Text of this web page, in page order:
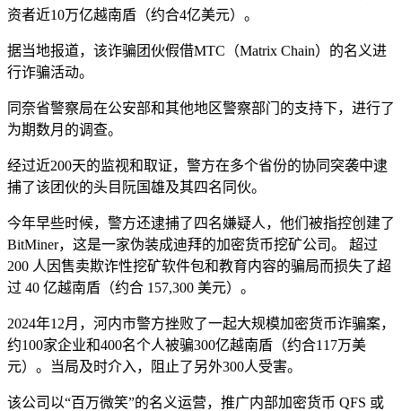
资者近10万亿越南盾（约合4亿美元）。
据当地报道，该诈骗团伙假借MTC（Matrix Chain）的名义进
行诈骗活动。
同奈省警察局在公安部和其他地区警察部门的支持下，进行了
为期数月的调查。
经过近200天的监视和取证，警方在多个省份的协同突袭中逮
捕了该团伙的头目阮国雄及其四名同伙。
今年早些时候，警方还逮捕了四名嫌疑人，他们被指控创建了
BitMiner，这是一家伪装成迪拜的加密货币挖矿公司。 超过
200 人因售卖欺诈性挖矿软件包和教育内容的骗局而损失了超
过 40 亿越南盾（约合 157,300 美元）。
2024年12月，河内市警方挫败了一起大规模加密货币诈骗案，
约100家企业和400名个人被骗300亿越南盾（约合117万美
元）。当局及时介入，阻止了另外300人受害。
该公司以“百万微笑”的名义运营，推广内部加密货币 QFS 或